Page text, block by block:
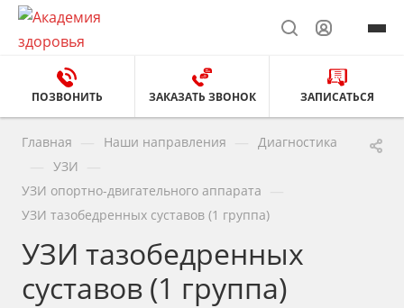
ПОЗВОНИТЬ ЗАКАЗАТЬ ЗВОНОК ЗАПИСАТЬСЯ
Главная Наши направления Диагностика
УЗИ
УЗИ опортно-двигательного аппарата
УЗИ тазобедренных суставов (1 группа)
УЗИ тазобедренных
суставов (1 группа)